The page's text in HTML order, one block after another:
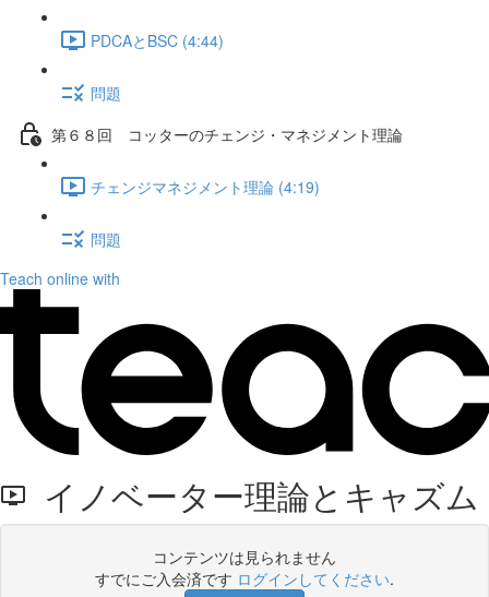
PDCAとBSC (4:44)
問題
第６８回 コッターのチェンジ・マネジメント理論
チェンジマネジメント理論 (4:19)
問題
Teach online with
イノベーター理論とキャズム
コンテンツは見られません
すでにご入会済です ログインしてください.